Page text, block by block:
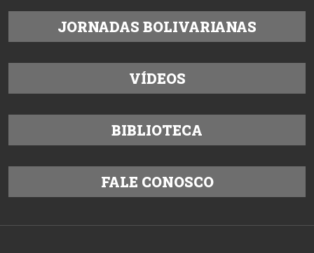
JORNADAS BOLIVARIANAS
VÍDEOS
BIBLIOTECA
FALE CONOSCO